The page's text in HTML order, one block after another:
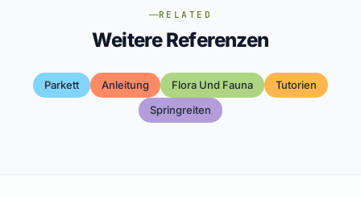
RELATED
Weitere Referenzen
Parkett Anleitung Flora Und Fauna
Tutorien
Springreiten